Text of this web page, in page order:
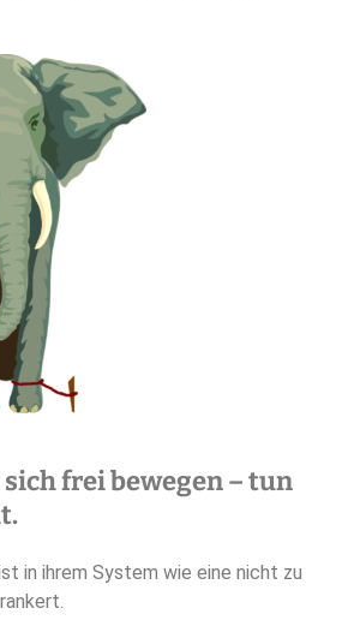
frei bewegen – tun
in ihrem System wie eine nicht zu